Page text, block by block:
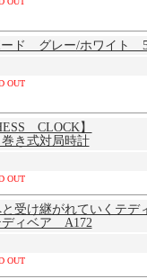
ード グレー/ホワイト
OUT
CLOCK】
巻き式対局時計
OUT
と受け継がれていくテデ
ィベア A172
OUT